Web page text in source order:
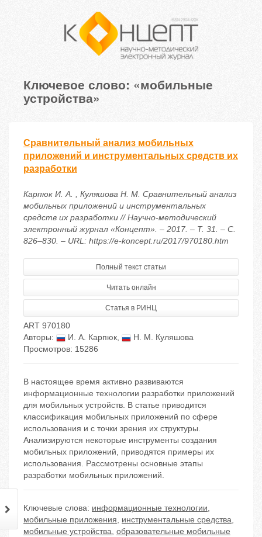
Ключевое слово: «мобильные
устройства»
Сравнительный анализ мобильных
приложений и инструментальных средств их
разработки
Карпюк И. А. , Куляшова Н. М. Сравнительный анализ
мобильных приложений и инструментальных
средств их разработки // Научно-методический
электронный журнал «Концепт». – 2017. – Т. 31. – С.
826–830. – URL: https://e-koncept.ru/2017/970180.htm
Полный текст статьи
Читать онлайн
Статья в РИНЦ
ART 970180
Авторы:
И. А. Карпюк,
Н. М. Куляшова
Просмотров: 15286
В настоящее время активно развиваются
информационные технологии разработки приложений
для мобильных устройств. В статье приводится
классификация мобильных приложений по сфере
использования и с точки зрения их структуры.
Анализируются некоторые инструменты создания
мобильных приложений, приводятся примеры их
использования. Рассмотрены основные этапы
разработки мобильных приложений.
Ключевые слова: информационные технологии,
мобильные приложения, инструментальные средства,
мобильные устройства, образовательные мобильные